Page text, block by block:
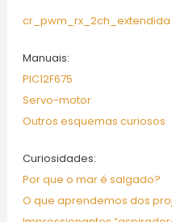
cr_pwm_rx_2ch_extendida
Manuais:
PIC12F675
Servo-motor
Outros esquemas curiosos
Curiosidades:
Por que o mar é salgado?
O que aprendemos dos